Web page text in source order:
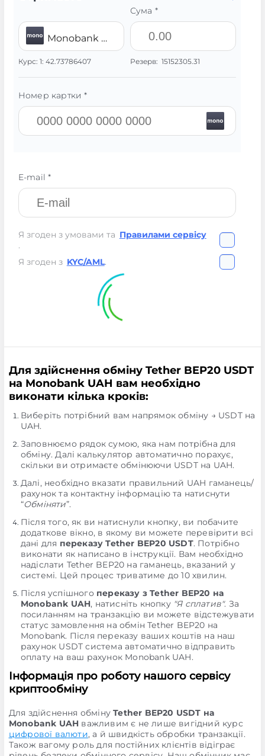
Monobank UAH
Курс: 1: 42.73786407
Сума *
Резерв: 15152305.31
Номер картки *
E-mail *
Я згоден з умовами та Правилами сервісу
.
Я згоден з KYC/AML.
Для здійснення обміну Tether BEP20 USDT
на Monobank UAH вам необхідно
виконати кілька кроків:
Виберіть потрібний вам напрямок обміну → USDT на
UAH.
Заповнюємо рядок сумою, яка нам потрібна для
обміну. Далі калькулятор автоматично порахує,
скільки ви отримаєте обмінюючи USDT на UAH.
Далі, необхідно вказати правильний UAH гаманець/
рахунок та контактну інформацію та натиснути
“Обміняти”.
Після того, як ви натиснули кнопку, ви побачите
додаткове вікно, в якому ви можете перевірити всі
дані для переказу Tether BEP20 USDT. Потрібно
виконати як написано в інструкції. Вам необхідно
надіслати Tether BEP20 на гаманець, вказаний у
системі. Цей процес триватиме до 10 хвилин.
Після успішного переказу з Tether BEP20 на
Monobank UAH, натисніть кнопку "Я сплатив". За
посиланням на транзакцію ви можете відстежувати
статус замовлення на обмін Tether BEP20 на
Monobank. Після переказу ваших коштів на наш
рахунок USDT система автоматично відправить
оплату на ваш рахунок Monobank UAH.
Інформація про роботу нашого сервісу
криптообміну
Для здійснення обмінуTether BEP20 USDT на
Monobank UAH важливим є не лише вигідний курс
цифрової валюти, а й швидкість обробки транзакції.
Також вагому роль для постійних клієнтів відіграє